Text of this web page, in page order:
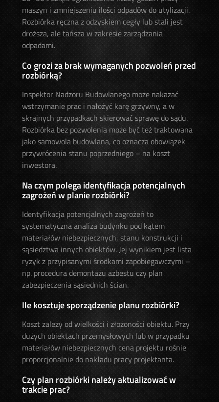
maszyn i zmniejszeniu ilości odpadów do utylizacji.
Rozbiórka ręczna z odzyskiem cegły lub stali jest
droższa, ale tańsza w zakresie zarządzania
odpadami.
Co grozi za brak wymaganych pozwoleń przed
rozbiórką?
Inspektor Nadzoru Budowlanego może nakazać
wstrzymanie prac i nałożyć karę grzywny, a w
skrajnych przypadkach skierować sprawę do sądu.
Rozbiórka bez pozwolenia może być też traktowana
jako samowola budowlana, co oznacza obowiązek
przywrócenia stanu poprzedniego – na koszt
inwestora.
Na czym polega identyfikacja potencjalnych
zagrożeń w planie rozbiórki?
Identyfikacja potencjalnych zagrożeń to
systematyczna analiza budynku pod kątem
materiałów niebezpiecznych, stanu konstrukcji i
sąsiedztwa innych obiektów. Jej wynikiem jest lista
ryzyk z przypisanymi środkami zapobiegawczymi –
np. procedura demontażu azbestu czy plan
zabezpieczenia sąsiednich ścian.
Ile kosztuje sporządzenie planu rozbiórki?
Koszt zależy od wielkości i złożoności obiektu. Przy
dużych obiektach przemysłowych lub w przypadku
materiałów niebezpiecznych cena projektu rośnie
proporcjonalnie do nakładu pracy projektanta.
Czy plan rozbiórki należy aktualizować w
trakcie prac?